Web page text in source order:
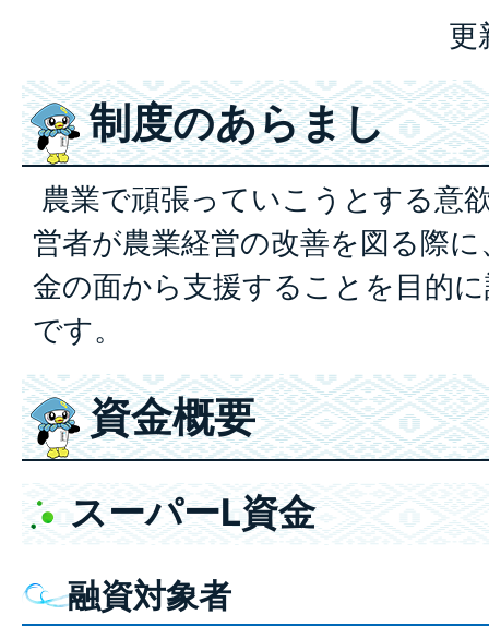
更
制度のあらまし
農業で頑張っていこうとする意
営者が農業経営の改善を図る際
金の面から支援することを目的
です。
資金概要
スーパーL資金
融資対象者